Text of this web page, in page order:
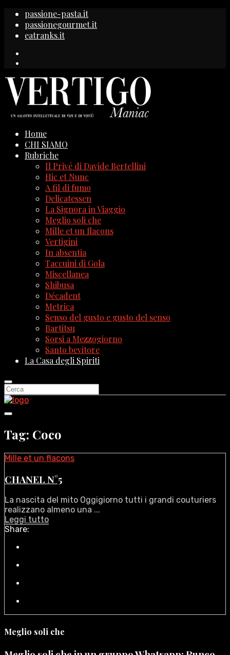
passione-pasta.it
passionegourmet.it
eatranks.it
Home
CHI SIAMO
Rubriche
Il Privé di Davide Bertellini
Hic et Nunc
A fil di fumo
Delicatessen
La Signora in Viaggio
Meglio soli che
Mille et un flacons
Vertigini
In absentia
Taccuini di Gola
Miscellanea
Shibusa
Décadent
Metrica
Senso del gusto e gusto del senso
Bartitsu
Sorsi a Mezzogiorno
Santo bevitore
La Casa degli Spiriti
Tag: Coco
Mille et un flacons
CHANEL N°5
La nascita del mito Oggigiorno tutti i grandi couturiers
realizzano almeno una ...
Leggi tutto
Share:
Meglio soli che